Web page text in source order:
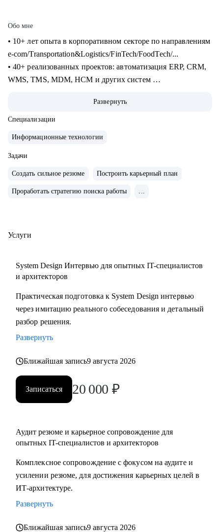
Обо мне
• 10+ лет опыта в корпоративном секторе по направлениям
e-com/Transportation&Logistics/FinTech/FoodTech/...
• 40+ реализованных проектов: автоматизация ERP, CRM,
WMS, TMS, MDM, HCM и других систем
• 400+ собеседований проведенных для того, чтобы
С чем помогу:
• Карьерные цели в ИТ-архитектуре
• Навыки проектирования архитектуры
• Обратная связь и мотивация
• ИТ-трансформация
Кому могу помочь:
• Техлидам/тимлидам: развитие в ИТ-архитектуре,
подготовка к собеседованиям.
• Архитекторам: карьерный рост до корпоративного
• Разработчикам: архитектурные решения.
• ИТ-руководителям: понимание роли архитектуры.
Развернуть
Специализации
Информационные технологии
Задачи
Создать сильное резюме Построить карьерный план
Проработать стратегию поиска работы ...
Услуги
System Design Интервью для опытных IT-специалистов
и архитекторов
Практическая подготовка к System Design интервью
через имитацию реального собеседования и детальный
разбор решения.
Развернуть
Ближайшая запись9 августа 2026
Записаться 20 000 ₽
Аудит резюме и карьерное сопровождение для
опытных IT-специалистов и архитекторов
Комплексное сопровождение с фокусом на аудите и
усилении резюме, для достижения карьерных целей в
ИТ-архитектуре.
Развернуть
Ближайшая запись9 августа 2026